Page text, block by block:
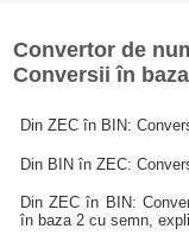
Convertor de
Conversii în
Din ZEC în BIN:
Din BIN în ZEC:
Din ZEC în BIN:
în baza 2 cu semn,